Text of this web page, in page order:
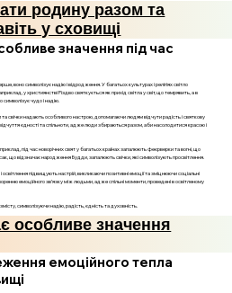
родину разом та
у сховищі
значення під час
воно символізує надію і відродження. У багатьох культурах і релігіях світло
у християнстві Різдво святкується як прихід світла у світ, що темрявить, а в
символізує чудо і надію.
та свічки надають особливого настрою, допомагаючи людям відчути радість і святкову
єдності та спільноти, адже люди збираються разом, аби насолодитися красою і
під час новорічних свят у багатьох країнах запалюють феєрверки та вогні, що
що відзначає народження Будди, запалюють свічки, які символізують просвітлення.
підвищують настрій, викликаючи позитивні емоції та зміцнюючи соціальні
емоційного зв’язку між людьми, адже спільні моменти, проведені в освітленому
символізуючи надію, радість, єдність та духовність.
особливе значення
емоційного тепла